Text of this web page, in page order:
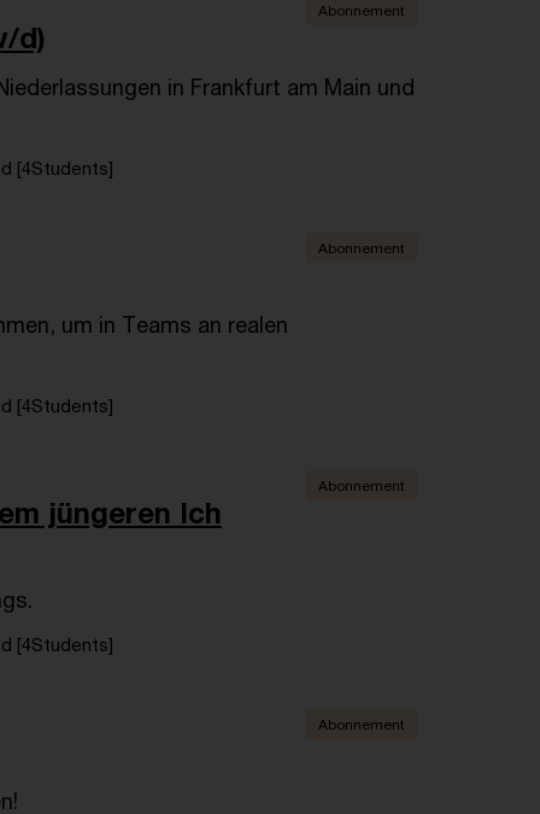
d)
Abonnement
in Frankfurt am Main und
[4Students]
Abonnement
um in Teams an realen
[4Students]
jüngeren Ich
Abonnement
[4Students]
Abonnement